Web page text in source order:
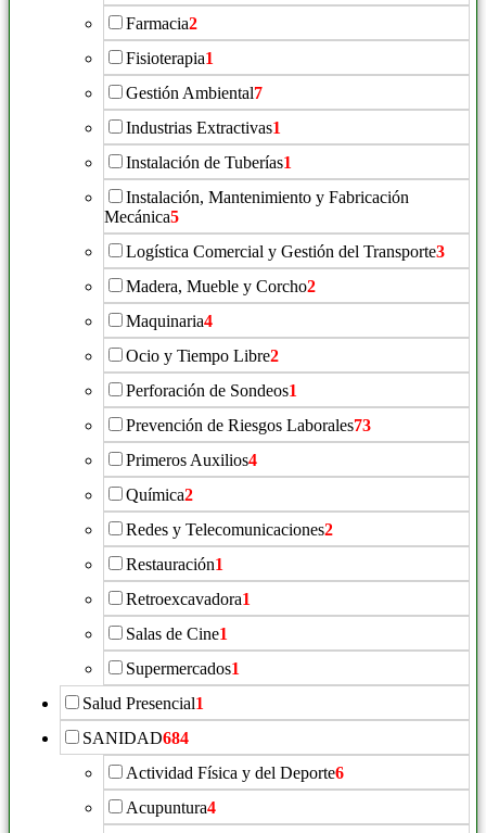
Farmacia2
Fisioterapia1
Gestión Ambiental7
Industrias Extractivas1
Instalación de Tuberías1
Instalación, Mantenimiento y Fabricación
Mecánica5
Logística Comercial y Gestión del Transporte3
Madera, Mueble y Corcho2
Maquinaria4
Ocio y Tiempo Libre2
Perforación de Sondeos1
Prevención de Riesgos Laborales73
Primeros Auxilios4
Química2
Redes y Telecomunicaciones2
Restauración1
Retroexcavadora1
Salas de Cine1
Supermercados1
Salud Presencial1
SANIDAD684
Actividad Física y del Deporte6
Acupuntura4